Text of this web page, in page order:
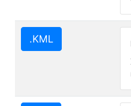
.KML